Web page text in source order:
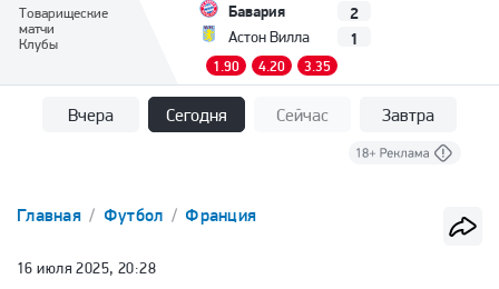
Товарищеские
матчи
Клубы
Бавария
Астон Вилла
2
1
1.90 4.20 3.35
Вчера Сегодня Сейчас Завтра
Главная Футбол Франция
16 июля 2025, 20:28